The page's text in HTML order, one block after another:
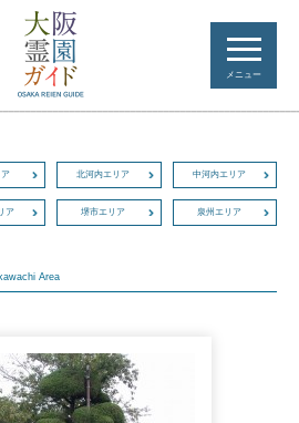
メニュー
北河内エリア 中河内エリア
ア 堺市エリア 泉州エリア
Area